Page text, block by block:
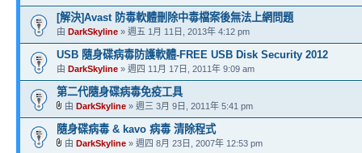
[解決]Avast 防毒軟體刪除中毒檔案後無法上網問題
由 DarkSkyline » 週五 1月 11日, 2013年 4:12 pm
USB 隨身碟病毒防護軟體-FREE USB Disk Security 2012
由 DarkSkyline » 週四 11月 17日, 2011年 9:09 am
第二代隨身碟病毒免疫工具
由 DarkSkyline » 週三 3月 9日, 2011年 5:41 pm
隨身碟病毒 & kavo 病毒 清除程式
由 DarkSkyline » 週四 8月 23日, 2007年 12:53 pm